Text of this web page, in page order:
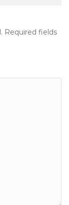
Required fields